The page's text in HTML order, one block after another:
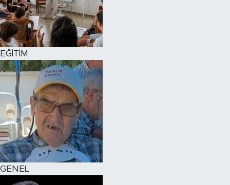
EĞİTİM
GENEL